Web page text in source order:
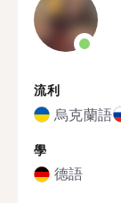
流利
烏克蘭語
學
德語